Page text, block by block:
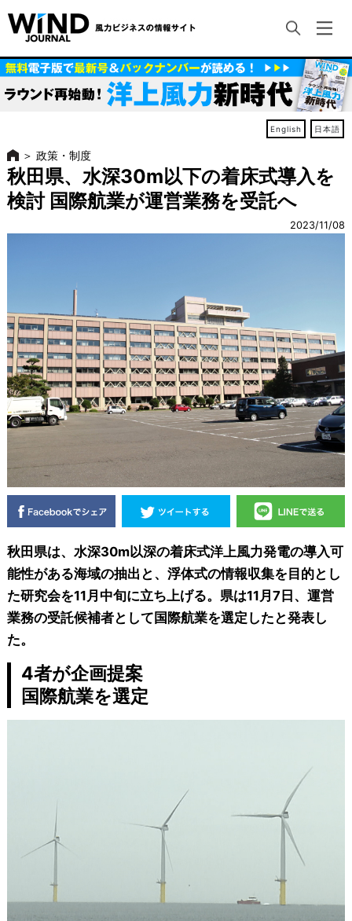
English 日本語
＞ 政策・制度
秋田県、水深30m以下の着床式導入を
検討 国際航業が運営業務を受託へ
2023/11/08
秋田県は、水深30m以深の着床式洋上風力発電の導入可
能性がある海域の抽出と、浮体式の情報収集を目的とし
た研究会を11月中旬に立ち上げる。県は11月7日、運営
業務の受託候補者として国際航業を選定したと発表し
た。
4者が企画提案
国際航業を選定